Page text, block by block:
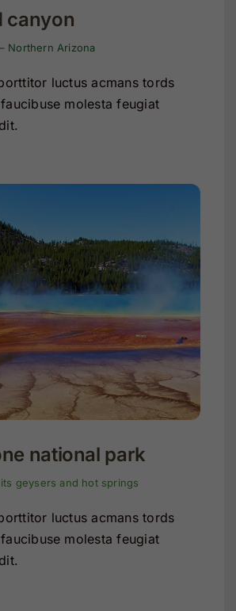
canyon
Northern Arizona
luctus acmans tords
molesta feugiat
national park
geysers and hot springs
luctus acmans tords
molesta feugiat